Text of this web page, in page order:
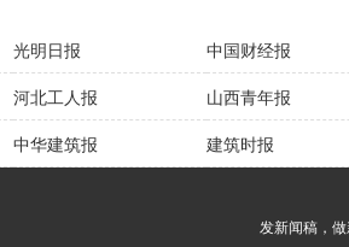
光明日报 中国财经报
河北工人报 山西青年报
中华建筑报 建筑时报
发新闻稿，